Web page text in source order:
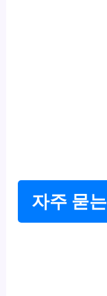
자주 묻